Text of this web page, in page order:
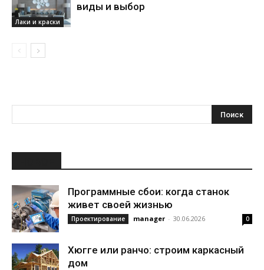
Лаки и краски
виды и выбор
Программные сбои: когда станок
живет своей жизнью
Проектирование manager - 30.06.2026 0
Хюгге или ранчо: строим каркасный
дом